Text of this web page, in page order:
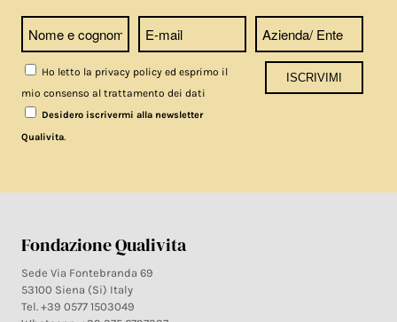
Ho letto la privacy policy ed esprimo il
mio consenso al trattamento dei dati
Desidero iscrivermi alla newsletter
Qualivita.
Fondazione Qualivita
Sede Via Fontebranda 69
53100 Siena (Si) Italy
Tel. +39 0577 1503049